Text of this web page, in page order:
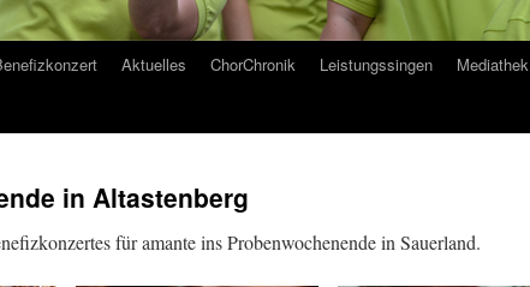
Aktuelles ChorChronik Leistungssingen Mediathek
in Altastenberg
für amante ins Probenwochenende in Sauerland.